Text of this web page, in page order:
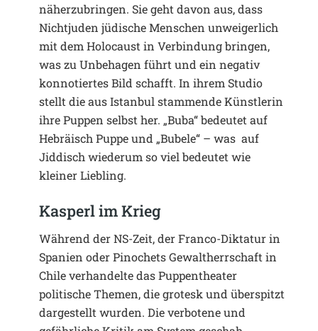
näherzubringen. Sie geht davon aus, dass
Nichtjuden jüdische Menschen unweigerlich
mit dem Holocaust in Verbindung bringen,
was zu Unbehagen führt und ein negativ
konnotiertes Bild schafft. In ihrem Studio
stellt die aus Istanbul stammende Künstlerin
ihre Puppen selbst her. „Buba“ bedeutet auf
Hebräisch Puppe und „Bubele“ – was auf
Jiddisch wiederum so viel bedeutet wie
kleiner Liebling.
Kasperl im Krieg
Während der NS-Zeit, der Franco-Diktatur in
Spanien oder Pinochets Gewaltherrschaft in
Chile verhandelte das Puppentheater
politische Themen, die grotesk und überspitzt
dargestellt wurden. Die verbotene und